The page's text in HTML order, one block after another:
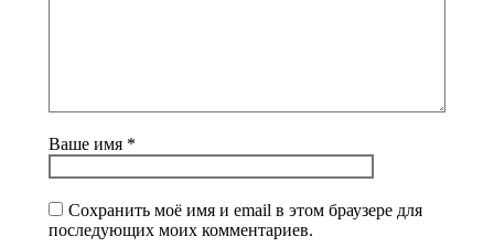
Ваше имя *
Сохранить моё имя и email в этом браузере для
последующих моих комментариев.